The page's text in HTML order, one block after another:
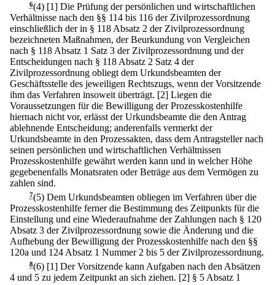
6(4) [1] Die Prüfung der persönlichen und wirtschaftlichen
Verhältnisse nach den §§ 114 bis 116 der Zivilprozessordnung
einschließlich der in § 118 Absatz 2 der Zivilprozessordnung
bezeichneten Maßnahmen, der Beurkundung von Vergleichen
nach § 118 Absatz 1 Satz 3 der Zivilprozessordnung und der
Entscheidungen nach § 118 Absatz 2 Satz 4 der
Zivilprozessordnung obliegt dem Urkundsbeamten der
Geschäftsstelle des jeweiligen Rechtszugs, wenn der Vorsitzende
ihm das Verfahren insoweit überträgt. [2] Liegen die
Voraussetzungen für die Bewilligung der Prozesskostenhilfe
hiernach nicht vor, erlässt der Urkundsbeamte die den Antrag
ablehnende Entscheidung; anderenfalls vermerkt der
Urkundsbeamte in den Prozessakten, dass dem Antragsteller nach
seinen persönlichen und wirtschaftlichen Verhältnissen
Prozesskostenhilfe gewährt werden kann und in welcher Höhe
gegebenenfalls Monatsraten oder Beträge aus dem Vermögen zu
zahlen sind.
7(5) Dem Urkundsbeamten obliegen im Verfahren über die
Prozesskostenhilfe ferner die Bestimmung des Zeitpunkts für die
Einstellung und eine Wiederaufnahme der Zahlungen nach § 120
Absatz 3 der Zivilprozessordnung sowie die Änderung und die
Aufhebung der Bewilligung der Prozesskostenhilfe nach den §§
120a und 124 Absatz 1 Nummer 2 bis 5 der Zivilprozessordnung.
8(6) [1] Der Vorsitzende kann Aufgaben nach den Absätzen
4 und 5 zu jedem Zeitpunkt an sich ziehen. [2] § 5 Absatz 1